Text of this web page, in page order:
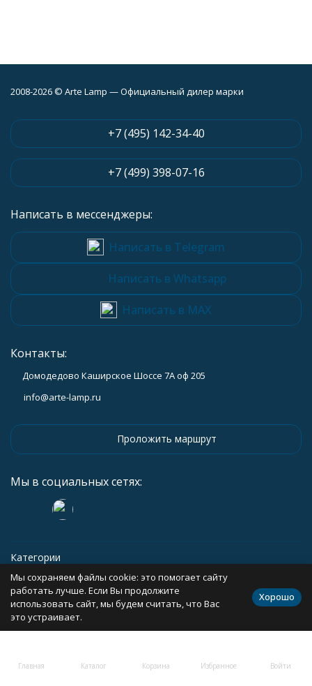
Главная Каталог Корзина Избранное Войти
2008-2026 © Arte Lamp — Официальный дилер марки
+7 (495) 142-34-40
+7 (499) 398-07-16
Написать в мессенджеры:
Написать в Telegram
Написать в Whatsapp
Написать в MAX
Контакты:
Домодедово Каширское Шоссе 7А оф 205
info@arte-lamp.ru
Проложить маршрут
Мы в социальных сетях:
Категории
Информация
Политика персональных данных Карта сайта
Мы сохраняем файлы cookie: это помогает сайту
работать лучше. Если Вы продолжите
использовать сайт, мы будем считать, что Вас
это устраивает.
Хорошо